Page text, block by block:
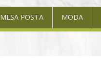
MESA POSTA MODA